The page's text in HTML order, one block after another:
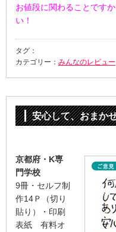
お値段に関わることです
い！
タグ：
カテゴリー： みんなのレビュー
安心して、おまか
京都府・K専
門学校
9冊・セルフ制
作14Ｐ（切り
貼り）・印刷
表紙 有料オ